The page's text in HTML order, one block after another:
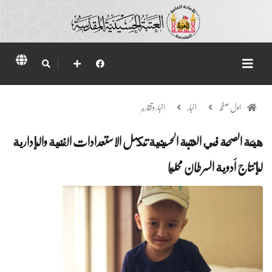
اول صفحہ اخبار اخبار وتقارير
هيئة الصحة في العتبة الحسينية تكمل الاستعدادات الفنية والإدارية
لإنتاج أدوية السرطان محليا